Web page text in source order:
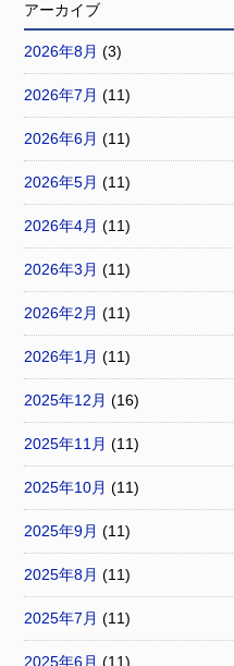
アーカイブ
2026年8月 (3)
2026年7月 (11)
2026年6月 (11)
2026年5月 (11)
2026年4月 (11)
2026年3月 (11)
2026年2月 (11)
2026年1月 (11)
2025年12月 (16)
2025年11月 (11)
2025年10月 (11)
2025年9月 (11)
2025年8月 (11)
2025年7月 (11)
2025年6月 (11)